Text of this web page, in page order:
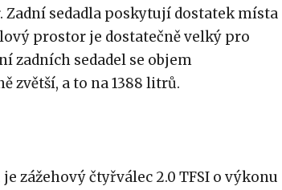
sedadla poskytují dostatek místa
prostor je dostatečně velký pro
zadních sedadel se objem
zvětší, a to na 1388 litrů.
zážehový čtyřválec 2.0 TFSI o výkonu